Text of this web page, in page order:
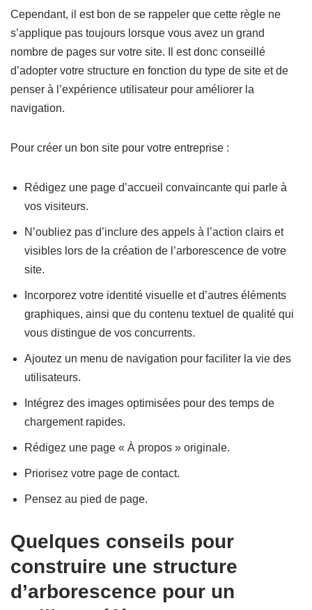
Cependant, il est bon de se rappeler que cette règle ne
s’applique pas toujours lorsque vous avez un grand
nombre de pages sur votre site. Il est donc conseillé
d’adopter votre structure en fonction du type de site et de
penser à l’expérience utilisateur pour améliorer la
navigation.
Pour créer un bon site pour votre entreprise :
Rédigez une page d’accueil convaincante qui parle à
vos visiteurs.
N’oubliez pas d’inclure des appels à l’action clairs et
visibles lors de la création de l’arborescence de votre
site.
Incorporez votre identité visuelle et d’autres éléments
graphiques, ainsi que du contenu textuel de qualité qui
vous distingue de vos concurrents.
Ajoutez un menu de navigation pour faciliter la vie des
utilisateurs.
Intégrez des images optimisées pour des temps de
chargement rapides.
Rédigez une page « À propos » originale.
Priorisez votre page de contact.
Pensez au pied de page.
Quelques conseils pour
construire une structure
d’arborescence pour un